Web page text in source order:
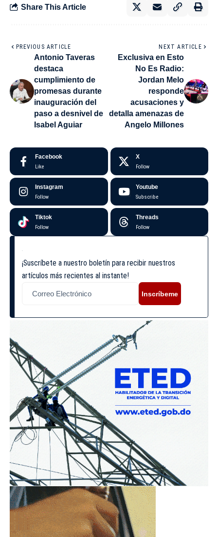
Share This Article
PREVIOUS ARTICLE
Antonio Taveras
destaca
cumplimiento de
promesas durante
inauguración del
paso a desnivel de
Isabel Aguiar
NEXT ARTICLE
Exclusiva en Esto
No Es Radio:
Jordan Melo
responde
acusaciones y
detalla amenazas de
Angelo Millones
Facebook
Like
X
Follow
Instagram
Follow
Youtube
Subscribe
Tiktok
Follow
Threads
Follow
¡Suscríbete a nuestro boletín para recibir nuestros
artículos más recientes al instante!
Inscríbeme